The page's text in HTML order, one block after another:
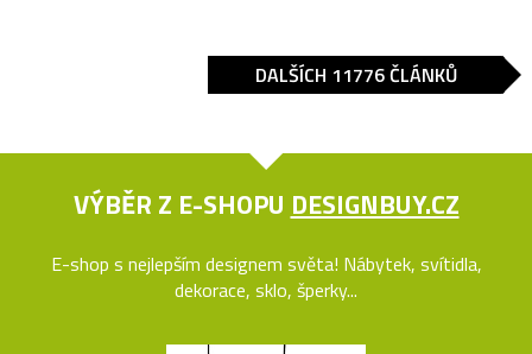
DALŠÍCH 11776 ČLÁNKŮ
VÝBĚR Z E-SHOPU DESIGNBUY.CZ
E-shop s nejlepším designem světa! Nábytek, svítidla,
dekorace, sklo, šperky...